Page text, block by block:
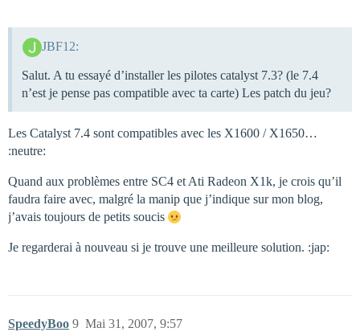
JBF12:
Salut. A tu essayé d’installer les pilotes catalyst 7.3? (le 7.4
n’est je pense pas compatible avec ta carte) Les patch du jeu?
Les Catalyst 7.4 sont compatibles avec les X1600 / X1650…
:neutre:
Quand aux problèmes entre SC4 et Ati Radeon X1k, je crois qu’il
faudra faire avec, malgré la manip que j’indique sur mon blog,
j’avais toujours de petits soucis
Je regarderai à nouveau si je trouve une meilleure solution. :jap:
SpeedyBoo Mai 31, 2007, 9:57
9